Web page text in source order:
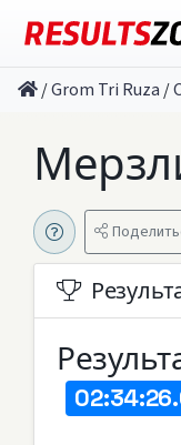
/Grom Tri Ruza /